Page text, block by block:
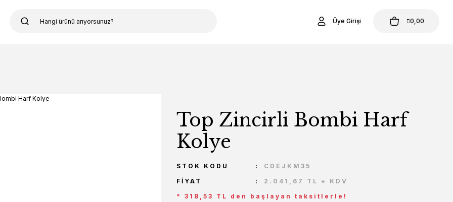
Üye Girişi 0,00
Top Zincirli Bombi Harf
Kolye
STOK KODU
CDEJKM35
FIYAT
2.041,67 TL + KDV
* 318,53 TL den başlayan taksitlerle!